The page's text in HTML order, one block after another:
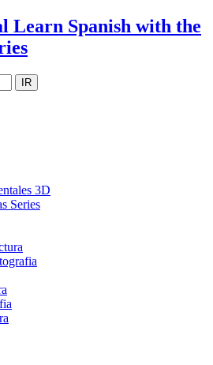
Learn Spanish with the
3D
Series